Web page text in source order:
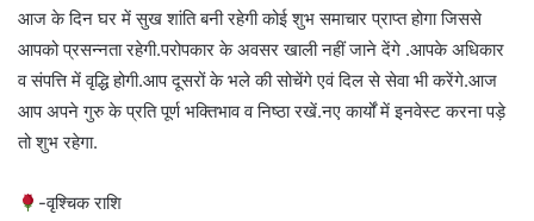
आज के दिन घर में सुख शांति बनी रहेगी कोई शुभ समाचार प्राप्त होगा जिससे
आपको प्रसन्नता रहेगी.परोपकार के अवसर खाली नहीं जाने देंगे .आपके अधिकार
व संपत्ति में वृद्धि होगी.आप दूसरों के भले की सोचेंगे एवं दिल से सेवा भी करेंगे.आज
आप अपने गुरु के प्रति पूर्ण भक्तिभाव व निष्ठा रखें.नए कार्यों में इनवेस्ट करना पड़े
तो शुभ रहेगा.
-वृश्चिक राशि